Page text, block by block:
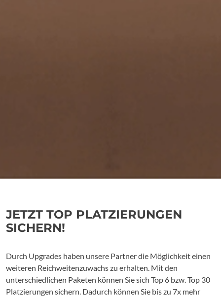
JETZT TOP PLATZIERUNGEN
SICHERN!
Durch Upgrades haben unsere Partner die Möglichkeit einen
weiteren Reichweitenzuwachs zu erhalten. Mit den
unterschiedlichen Paketen können Sie sich Top 6 bzw. Top 30
Platzierungen sichern. Dadurch können Sie bis zu 7x mehr